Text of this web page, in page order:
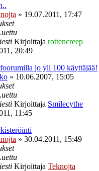
» 19.07.2011, 17:47
Kirjoittaja rottencreep
20:49
jo yli 100 käyttäjää!
» 10.06.2007, 15:05
Kirjoittaja Smilecythe
11:45
» 30.04.2011, 15:49
Kirjoittaja Teknojta